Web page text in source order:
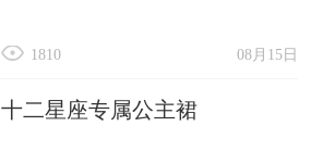
08月15日
1810
十二星座专属公主裙